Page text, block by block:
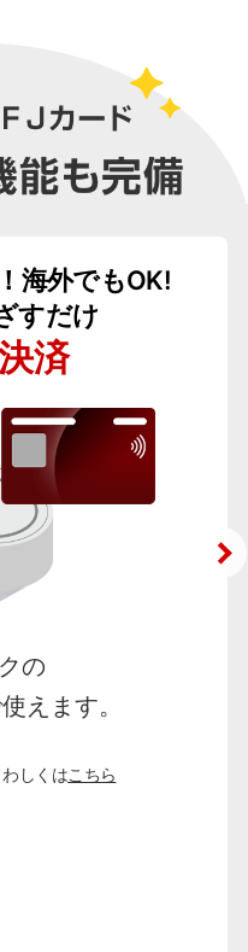
海外でもOK!
すだけ
済
の
えます。
しくはこちら